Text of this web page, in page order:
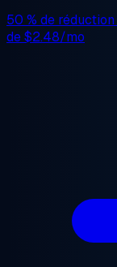
50 % de réduction
de$2.48/mo